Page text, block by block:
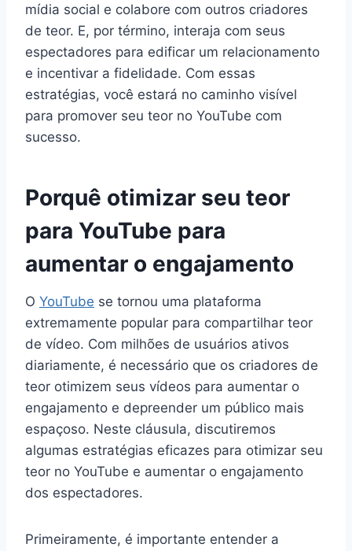
mídia social e colabore com outros criadores
de teor. E, por término, interaja com seus
espectadores para edificar um relacionamento
e incentivar a fidelidade. Com essas
estratégias, você estará no caminho visível
para promover seu teor no YouTube com
sucesso.
Porquê otimizar seu teor
para YouTube para
aumentar o engajamento
O YouTube se tornou uma plataforma
extremamente popular para compartilhar teor
de vídeo. Com milhões de usuários ativos
diariamente, é necessário que os criadores de
teor otimizem seus vídeos para aumentar o
engajamento e depreender um público mais
espaçoso. Neste cláusula, discutiremos
algumas estratégias eficazes para otimizar seu
teor no YouTube e aumentar o engajamento
dos espectadores.
Primeiramente, é importante entender a